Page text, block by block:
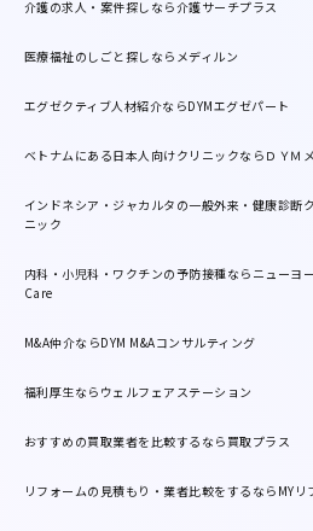
介護の求人・案件探しなら介護サーチプラス
医療福祉のしごと探しならメディルン
エグゼクティブ人材紹介ならDYMエグゼパート
ベトナムにある日本人向けクリニックならＤＹＭ
インドネシア・ジャカルタの一般外来・健康診断
ニック
内科・小児科・ワクチンの予防接種ならニュー
Care
M&A仲介ならDYM M&Aコンサルティング
福利厚生ならウェルフェアステーション
おすすめの買取業者を比較するなら買取プラス
リフォームの見積もり・業者比較をするならMYリ